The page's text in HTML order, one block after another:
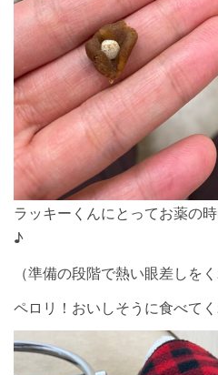
ラッキーくんにとってお薬の
♪
（準備の段階で熱い眼差しを
ペロリ！おいしそうに食べて